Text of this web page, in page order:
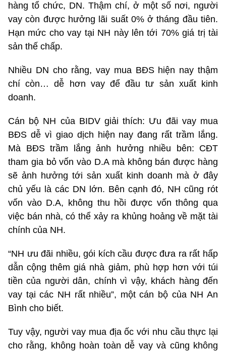
hàng tổ chức, DN. Thậm chí, ở một số nơi, người
vay còn được hưởng lãi suất 0% ở tháng đầu tiên.
Hạn mức cho vay tại NH này lên tới 70% giá trị tài
sản thế chấp.
Nhiều DN cho rằng, vay mua BĐS hiện nay thậm
chí còn… dễ hơn vay để đầu tư sản xuất kinh
doanh.
Cán bộ NH của BIDV giải thích: Ưu đãi vay mua
BĐS dễ vì giao dịch hiện nay đang rất trầm lắng.
Mà BĐS trầm lắng ảnh hưởng nhiều bên: CĐT
tham gia bỏ vốn vào D.A mà không bán được hàng
sẽ ảnh hưởng tới sản xuất kinh doanh mà ở đây
chủ yếu là các DN lớn. Bên cạnh đó, NH cũng rót
vốn vào D.A, không thu hồi được vốn thông qua
việc bán nhà, có thể xảy ra khủng hoảng về mặt tài
chính của NH.
“NH ưu đãi nhiều, gói kích cầu được đưa ra rất hấp
dẫn cộng thêm giá nhà giảm, phù hợp hơn với túi
tiền của người dân, chính vì vậy, khách hàng đến
vay tại các NH rất nhiều”, một cán bộ của NH An
Bình cho biết.
Tuy vậy, người vay mua địa ốc với nhu cầu thực lại
cho rằng, không hoàn toàn dễ vay và cũng không